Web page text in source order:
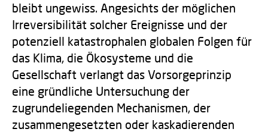
bleibt ungewiss. Angesichts der möglichen
Irreversibilität solcher Ereignisse und der
potenziell katastrophalen globalen Folgen für
das Klima, die Ökosysteme und die
Gesellschaft verlangt das Vorsorgeprinzip
eine gründliche Untersuchung der
zugrundeliegenden Mechanismen, der
zusammengesetzten oder kaskadierenden